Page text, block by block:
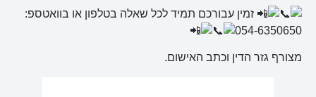
זמין עבורכם תמיד לכל שאלה בטלפון או בוואטספ:
054-6350650
מצורף גזר הדין וכתב האישום.